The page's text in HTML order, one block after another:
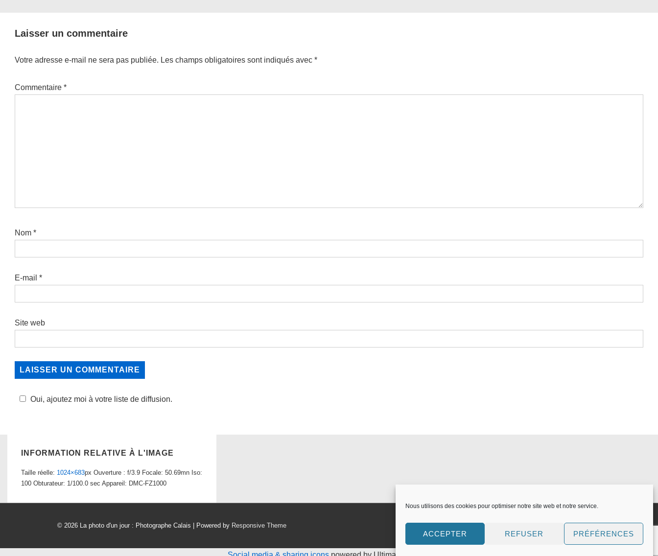
Nous utilisons des cookies pour optimiser notre site web et notre service.
ACCEPTER REFUSER PRÉFÉRENCES
Laisser un commentaire
Votre adresse e-mail ne sera pas publiée. Les champs obligatoires sont indiqués avec *
Commentaire *
Nom *
E-mail *
Site web
Oui, ajoutez moi à votre liste de diffusion.
INFORMATION RELATIVE À L'IMAGE
Taille réelle: 1024×683px Ouverture : f/3.9 Focale: 50.69mn Iso:
100 Obturateur: 1/100.0 sec Appareil: DMC-FZ1000
© 2026 La photo d'un jour : Photographe Calais | Powered by Responsive Theme